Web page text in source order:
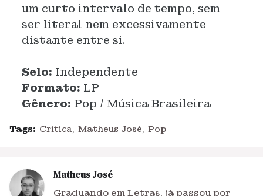
um curto intervalo de tempo, sem
ser literal nem excessivamente
distante entre si.
Selo: Independente
Formato: LP
Gênero: Pop / Música Brasileira
Tags: Crítica Matheus José Pop
Matheus José
Graduando em Letras, já passou por